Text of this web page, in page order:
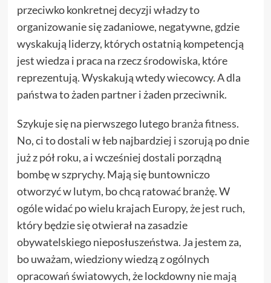
przeciwko konkretnej decyzji władzy to
organizowanie się zadaniowe, negatywne, gdzie
wyskakują liderzy, których ostatnią kompetencją
jest wiedza i praca na rzecz środowiska, które
reprezentują. Wyskakują wtedy wiecowcy. A dla
państwa to żaden partner i żaden przeciwnik.
Szykuje się na pierwszego lutegobranża fitness.
No, ci to dostali w łeb najbardziej i szorują po dnie
już z pół roku, a i wcześniej dostali porządną
bombę w szprychy. Mają się buntowniczo
otworzyć w lutym, bo chcą ratować branżę. W
ogóle widać po wielu krajach Europy, żejest ruch,
który będzie się otwierał na zasadzie
obywatelskiego nieposłuszeństwa. Ja jestem za,
bo uważam, wiedziony wiedzą z ogólnych
opracowań światowych, że lockdownynie mają